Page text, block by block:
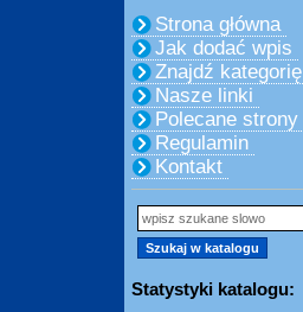
Strona główna
Jak dodać wpis
Znajdź kategorię
Nasze linki
Polecane strony
Regulamin
Kontakt
Statystyki katalogu: